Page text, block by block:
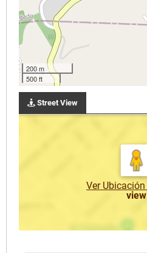
200 m
500 ft
Street View
Ver Ubicación
view